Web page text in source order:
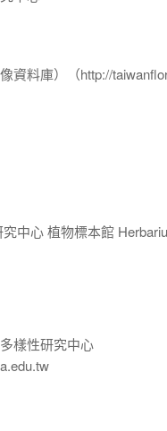
資料庫）（http://
中心 植物標本館
樣性研究中心